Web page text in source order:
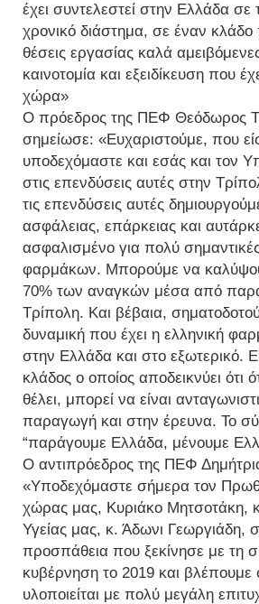
έχει συντελεστεί στην Ελλάδα
χρονικό διάστημα, σε έναν κλάδο
θέσεις εργασίας καλά
καινοτομία και εξειδίκευση που
χώρα»
Ο πρόεδρος της ΠΕΦ Θεόδωρος
σημείωσε: «Ευχαριστούμε, που
υποδεχόμαστε και εσάς και τον
στις επενδύσεις αυτές στην
τις επενδύσεις αυτές
ασφάλειας, επάρκειας και
ασφαλισμένο για πολύ
φαρμάκων. Μπορούμε να
70% των αναγκών μέσα από
Τρίπολη. Και βέβαια,
δυναμική που έχει η ελληνική
στην Ελλάδα και στο εξωτερικό.
κλάδος ο οποίος αποδεικνύει ότι
θέλει, μπορεί να είναι
παραγωγή και στην έρευνα. Το
“παράγουμε Ελλάδα, μένουμε
Ο αντιπρόεδρος της ΠΕΦ
«Υποδεχόμαστε σήμερα τον
χώρας μας, Κυριάκο Μητσοτάκη,
Υγείας μας, κ. Άδωνι Γεωργιάδη,
προσπάθεια που ξεκίνησε με τη
κυβέρνηση το 2019 και
υλοποιείται με πολύ μεγάλη